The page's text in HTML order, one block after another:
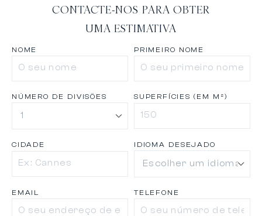
CONTACTE-NOS PARA OBTER
UMA ESTIMATIVA
NOME PRIMEIRO NOME
NÚMERO DE DIVISÕES SUPERFÍCIES (EM M²)
CIDADE IDIOMA DESEJADO
EMAIL TELEFONE